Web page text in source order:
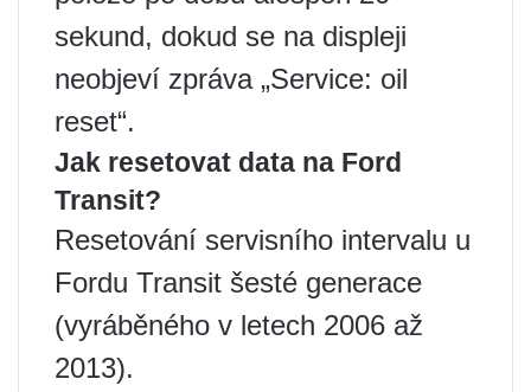
sekund, dokud se na displeji
neobjeví zpráva „Service: oil
reset“.
Jak resetovat data na Ford
Transit?
Resetování servisního intervalu u
Fordu Transit šesté generace
(vyráběného v letech 2006 až
2013).